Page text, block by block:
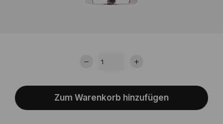
Zum Warenkorb hinzufügen